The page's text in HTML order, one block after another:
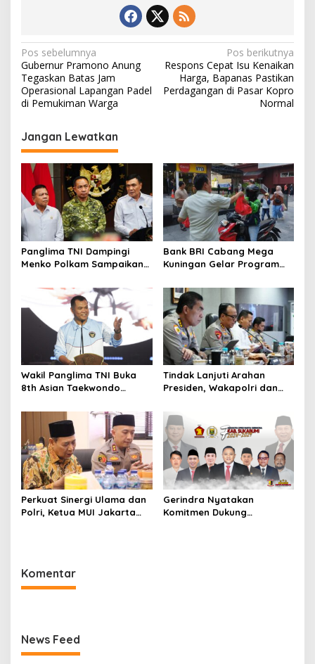
N
a
v
i
g
a
s
i
p
o
s
Pos sebelumnya
Gubernur Pramono Anung
Tegaskan Batas Jam
Operasional Lapangan Padel
di Pemukiman Warga
Pos berikutnya
Respons Cepat Isu Kenaikan
Harga, Bapanas Pastikan
Perdagangan di Pasar Kopro
Normal
Jangan Lewatkan
Panglima TNI Dampingi
Menko Polkam Sampaikan
Bangsa
Bank BRI Cabang Mega
Kuningan Gelar Program
Komitmen untuk Saling
Berbagai
Wakil Panglima TNI Buka
8th Asian Taekwondo
Championship 2026
Tindak Lanjuti Arahan
Presiden, Wakapolri dan
Konsolidasikan Langkah
Nasional Hadapi El Nino
dan Karhutla
Perkuat Sinergi Ulama dan
Polri, Ketua MUI Jakarta
Gerindra Nyatakan
Komitmen Dukung
Komentar
News Feed